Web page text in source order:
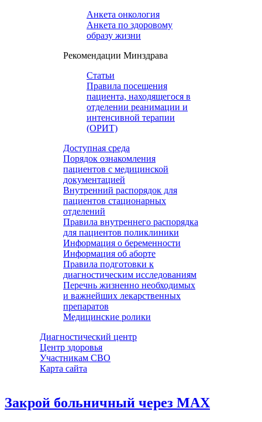
Анкета онкология
Анкета по здоровому
образу жизни
Рекомендации Минздрава
Статьи
Правила посещения
пациента, находящегося в
отделении реанимации и
интенсивной терапии
(ОРИТ)
Доступная среда
Порядок ознакомления
пациентов с медицинской
документацией
Внутренний распорядок для
пациентов стационарных
отделений
Правила внутреннего распорядка
для пациентов поликлиники
Информация о беременности
Информация об аборте
Правила подготовки к
диагностическим исследованиям
Перечнь жизненно необходимых
и важнейших лекарственных
препаратов
Медицинские ролики
Диагностический центр
Центр здоровья
Участникам СВО
Карта сайта
Закрой больничный через МАХ